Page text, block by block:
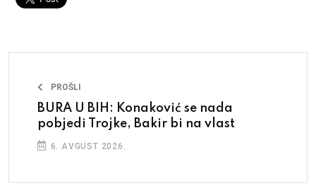
PROŠLI
BURA U BIH: Konaković se nada
pobjedi Trojke, Bakir bi na vlast
6. AVGUST 2026.